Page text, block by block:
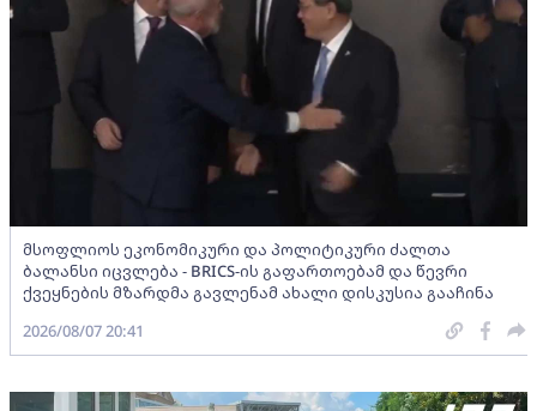
მსოფლიოს ეკონომიკური და პოლიტიკური ძალთა
ბალანსი იცვლება - BRICS-ის გაფართოებამ და წევრი
ქვეყნების მზარდმა გავლენამ ახალი დისკუსია გააჩინა
2026/08/07 20:41